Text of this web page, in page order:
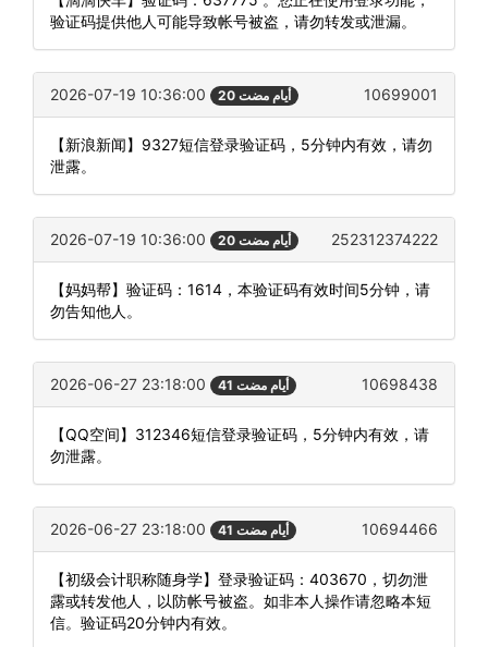
验证码提供他人可能导致帐号被盗，请勿转发或泄漏。
2026-07-19 10:36:00 20 أيام مضت 10699001
【新浪新闻】9327短信登录验证码，5分钟内有效，请勿
泄露。
2026-07-19 10:36:00 20 أيام مضت 252312374222
【妈妈帮】验证码：1614，本验证码有效时间5分钟，请
勿告知他人。
2026-06-27 23:18:00 41 أيام مضت 10698438
【QQ空间】312346短信登录验证码，5分钟内有效，请
勿泄露。
2026-06-27 23:18:00 41 أيام مضت 10694466
【初级会计职称随身学】登录验证码：403670，切勿泄
露或转发他人，以防帐号被盗。如非本人操作请忽略本短
信。验证码20分钟内有效。